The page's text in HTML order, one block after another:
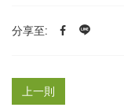
分享至:
上一則